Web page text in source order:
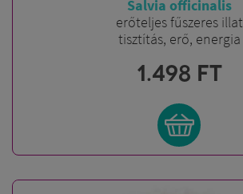
Salvia officinalis
erőteljes fűszeres illat
tisztítás, erő, energia
1.498 FT